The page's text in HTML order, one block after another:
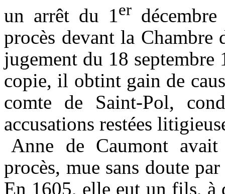
un arrêt du 1er
procès devant la Chambre
jugement du 18 septembre
copie, il obtint gain de
comte de Saint-Pol,
accusations restées
Anne de Caumontavait
procès, mue sans doute
En 1605, elle eut un fils,